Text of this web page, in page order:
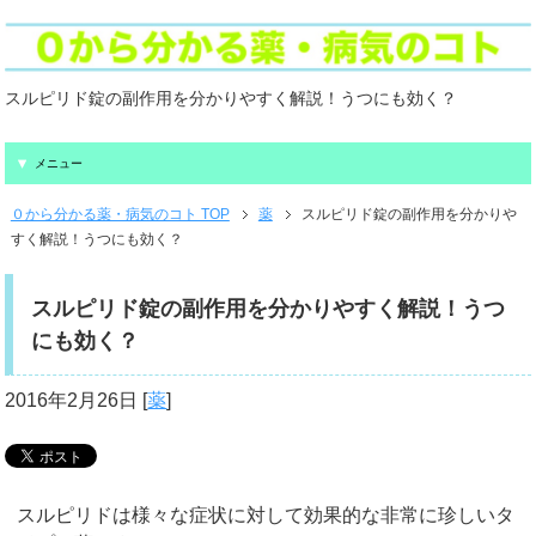
スルピリド錠の副作用を分かりやすく解説！うつにも効く？
メニュー
０から分かる薬・病気のコト TOP 薬
スルピリド錠の副作用を分かりや
すく解説！うつにも効く？
スルピリド錠の副作用を分かりやすく解説！うつ
にも効く？
2016年2月26日 [薬]
スルピリドは様々な症状に対して効果的な非常に珍しいタ